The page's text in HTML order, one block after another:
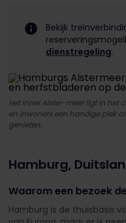
Bekijk
dienstregeling.
Het Inner Alster-meer ligt in het
en inwoners een handige plek
genieten.
Hamburg,
Waarom een bezoek
Hamburg is de thuisbasis